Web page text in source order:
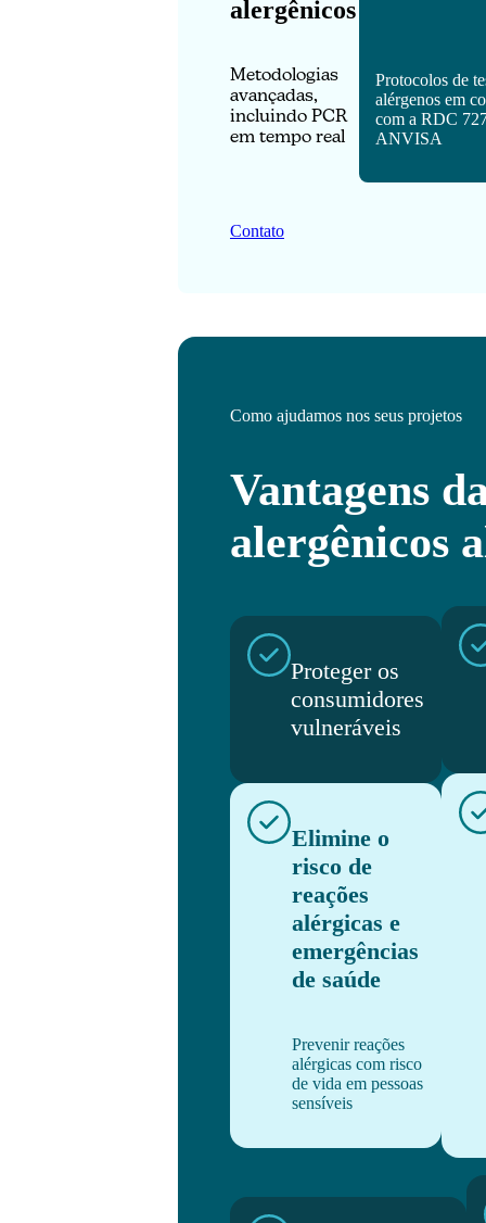
alergênicos
Metodologias
avançadas,
incluindo PCR
em tempo real
Protocolos de
alérgenos em
com a RDC
ANVISA
Contato
Como ajudamos nos seus projetos
Vantagens
alergênicos
Proteger os
consumidores
vulneráveis
Elimine o
risco de
reações
alérgicas e
emergências
de saúde
Prevenir reações
alérgicas com risco
de vida em pessoas
sensíveis